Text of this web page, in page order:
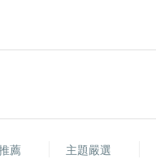
薦 主題嚴選